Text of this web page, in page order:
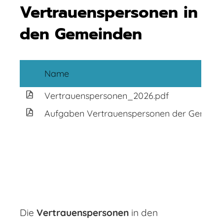
Vertrauenspersonen in
den Gemeinden
Name
Vertrauenspersonen_2026.pdf
Aufgaben Vertrauenspersonen der
Die Vertrauenspersonen in den